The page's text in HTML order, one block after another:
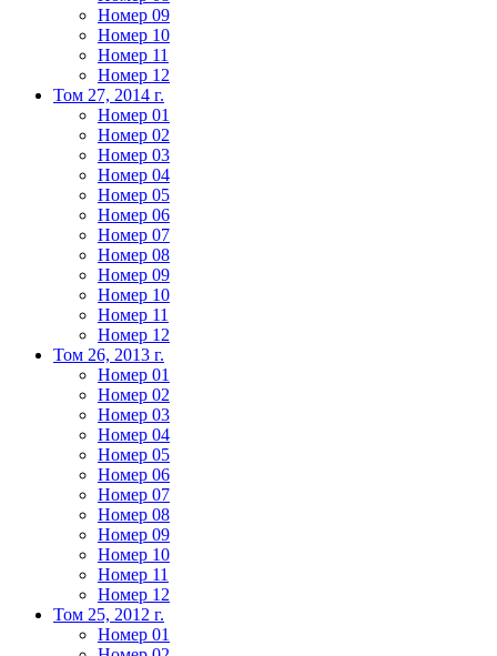
Номер 09
Номер 10
Номер 11
Номер 12
Том 27, 2014 г.
Номер 01
Номер 02
Номер 03
Номер 04
Номер 05
Номер 06
Номер 07
Номер 08
Номер 09
Номер 10
Номер 11
Номер 12
Том 26, 2013 г.
Номер 01
Номер 02
Номер 03
Номер 04
Номер 05
Номер 06
Номер 07
Номер 08
Номер 09
Номер 10
Номер 11
Номер 12
Том 25, 2012 г.
Номер 01